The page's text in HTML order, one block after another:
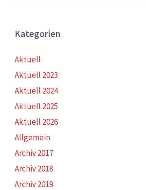
Kategorien
Aktuell
Aktuell 2023
Aktuell 2024
Aktuell 2025
Aktuell 2026
Allgemein
Archiv 2017
Archiv 2018
Archiv 2019